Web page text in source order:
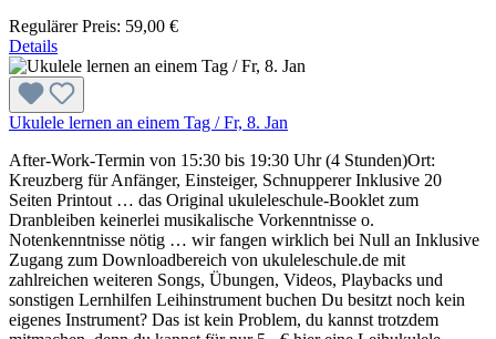
Regulärer Preis: 59,00 €
Details
Ukulele lernen an einem Tag / Fr, 8. Jan
After-Work-Termin von 15:30 bis 19:30 Uhr (4 Stunden)Ort:
Kreuzberg für Anfänger, Einsteiger, Schnupperer Inklusive 20
Seiten Printout … das Original ukuleleschule-Booklet zum
Dranbleiben keinerlei musikalische Vorkenntnisse o.
Notenkenntnisse nötig … wir fangen wirklich bei Null an Inklusive
Zugang zum Downloadbereich von ukuleleschule.de mit
zahlreichen weiteren Songs, Übungen, Videos, Playbacks und
sonstigen Lernhilfen Leihinstrument buchen Du besitzt noch kein
eigenes Instrument? Das ist kein Problem, du kannst trotzdem